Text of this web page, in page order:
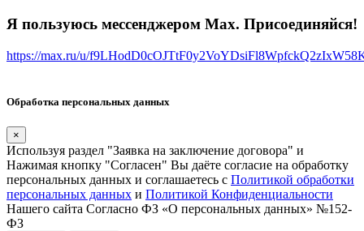
Я пользуюсь мессенджером Max. Присоединяйся!
https://max.ru/u/
Обработка персональных данных
×
Используя раздел "Заявка на заключение договора" и
Нажимая кнопку "Согласен" Вы даёте согласие на обработку
персональных данных и соглашаетесь с Политикой обработки
персональных данных и Политикой Конфиденциальности
Нашего сайта Согласно ФЗ «О персональных данных» №152-
ФЗ